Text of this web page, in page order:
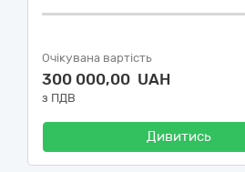
Очікувана вартість
300 000,00 UAH
з ПДВ
Дивитись